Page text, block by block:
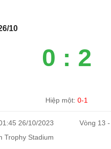
10
0 : 2
Hiệp một:0-1
26/10/2023
Vòng 13
Trophy Stadium